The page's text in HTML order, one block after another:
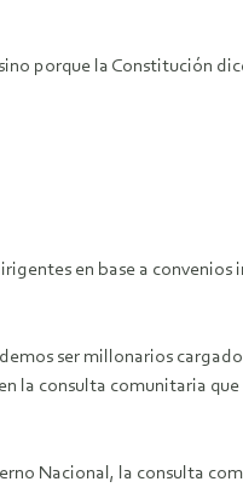
porque la Constitución
en base a convenios
ser millonarios
la consulta comunitaria
Nacional, la consulta